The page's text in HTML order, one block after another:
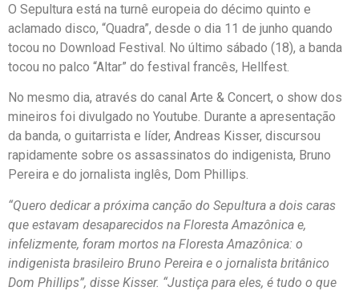
O Sepultura está na turnê europeia do décimo quinto e
aclamado disco, “Quadra”, desde o dia 11 de junho quando
tocou no Download Festival. No último sábado (18), a banda
tocou no palco “Altar” do festival francês, Hellfest.
No mesmo dia, através do canal Arte & Concert, o show dos
mineiros foi divulgado no Youtube. Durante a apresentação
da banda, o guitarrista e líder, Andreas Kisser, discursou
rapidamente sobre os assassinatos do indigenista, Bruno
Pereira e do jornalista inglês, Dom Phillips.
“Quero dedicar a próxima canção do Sepultura a dois caras
que estavam desaparecidos na Floresta Amazônica e,
infelizmente, foram mortos na Floresta Amazônica: o
indigenista brasileiro Bruno Pereira e o jornalista britânico
Dom Phillips”, disse Kisser. “Justiça para eles, é tudo o que